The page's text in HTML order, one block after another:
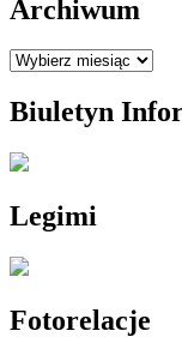
Archiwum
Archiwum
Biuletyn
Legimi
Fotorelacje